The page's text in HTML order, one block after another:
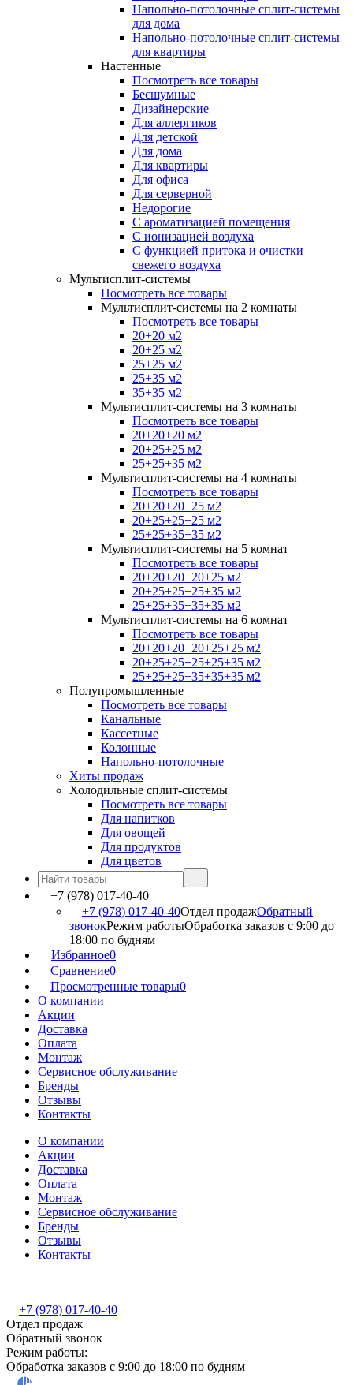
Напольно-потолочные сплит-системы
для дома
Напольно-потолочные сплит-системы
для квартиры
Настенные
Посмотреть все товары
Бесшумные
Дизайнерские
Для аллергиков
Для детской
Для дома
Для квартиры
Для офиса
Для серверной
Недорогие
С ароматизацией помещения
С ионизацией воздуха
С функцией притока и очистки
свежего воздуха
Мультисплит-системы
Посмотреть все товары
Мультисплит-системы на 2 комнаты
Посмотреть все товары
20+20 м2
20+25 м2
25+25 м2
25+35 м2
35+35 м2
Мультисплит-системы на 3 комнаты
Посмотреть все товары
20+20+20 м2
20+25+25 м2
25+25+35 м2
Мультисплит-системы на 4 комнаты
Посмотреть все товары
20+20+20+25 м2
20+25+25+25 м2
25+25+35+35 м2
Мультисплит-системы на 5 комнат
Посмотреть все товары
20+20+20+20+25 м2
20+25+25+25+35 м2
25+25+35+35+35 м2
Мультисплит-системы на 6 комнат
Посмотреть все товары
20+20+20+20+25+25 м2
20+25+25+25+25+35 м2
25+25+25+35+35+35 м2
Полупромышленные
Посмотреть все товары
Канальные
Кассетные
Колонные
Напольно-потолочные
Хиты продаж
Холодильные сплит-системы
Посмотреть все товары
Для напитков
Для овощей
Для продуктов
Для цветов
+7 (978) 017-40-40
+7 (978) 017-40-40Отдел продажОбратный
звонокРежим работыОбработка заказов с 9:00 до
18:00 по будням
Избранное0
Сравнение0
Просмотренные товары0
О компании
Акции
Доставка
Оплата
Монтаж
Сервисное обслуживание
Бренды
Отзывы
Контакты
О компании
Акции
Доставка
Оплата
Монтаж
Сервисное обслуживание
Бренды
Отзывы
Контакты
+7 (978) 017-40-40
Отдел продаж
Обратный звонок
Режим работы:
Обработка заказов с 9:00 до 18:00 по будням